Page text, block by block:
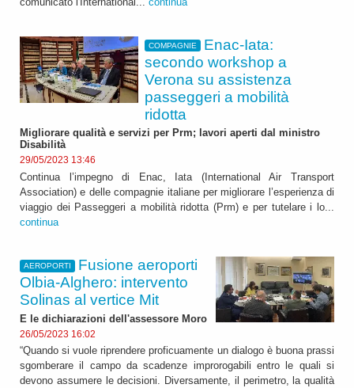
COMPAGNIE
Enac-Iata:
secondo workshop a
Verona su assistenza
passeggeri a mobilità
ridotta
Migliorare qualità e servizi per Prm; lavori aperti dal ministro
Disabilità
29/05/2023 13:46
Continua l’impegno di Enac, Iata (International Air Transport
Association) e delle compagnie italiane per migliorare l’esperienza di
viaggio dei Passeggeri a mobilità ridotta (Prm) e per tutelare i lo...
continua
AEROPORTI
Fusione aeroporti
Olbia-Alghero: intervento
Solinas al vertice Mit
E le dichiarazioni dell'assessore Moro
26/05/2023 16:02
“Quando si vuole riprendere proficuamente un dialogo è buona prassi
sgomberare il campo da scadenze improrogabili entro le quali si
devono assumere le decisioni. Diversamente, il perimetro, la qualità